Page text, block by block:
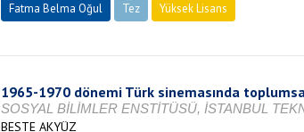
Fatma Belma Oğul Tez Yüksek Lisans
1965-1970 dönemi Türk sinemasında
SOSYAL BİLİMLER ENSTİTÜSÜ, İSTANBUL
BESTE AKYÜZ